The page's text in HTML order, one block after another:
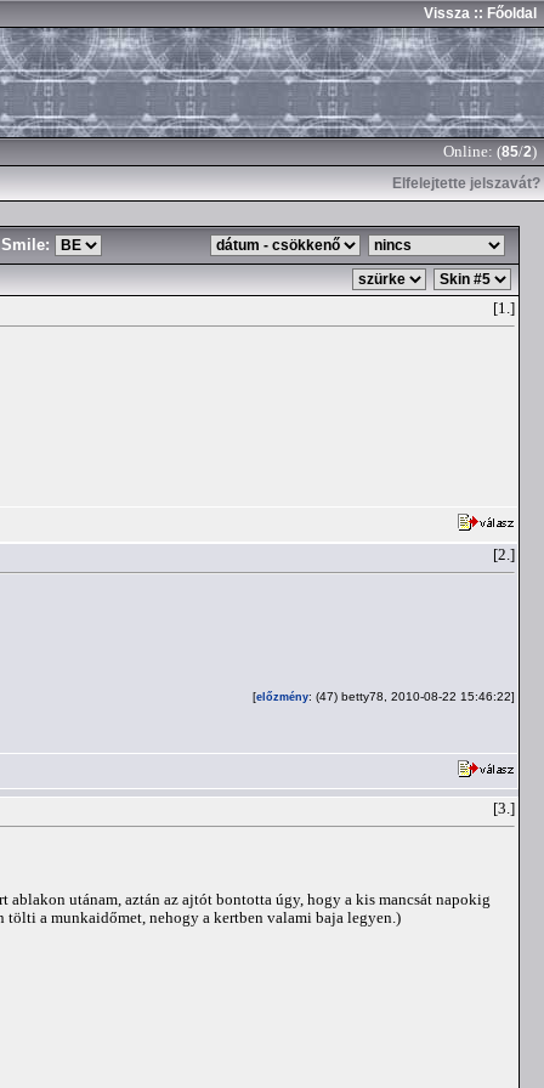
Vissza :: Főoldal
Online: (85/2)
Elfelejtette jelszavát?
Smile:
[1.]
[2.]
[előzmény: (47) betty78, 2010-08-22 15:46:22]
[3.]
utánam, aztán az ajtót bontotta úgy, hogy a kis mancsát napokig
tölti a munkaidőmet, nehogy a kertben valami baja legyen.)